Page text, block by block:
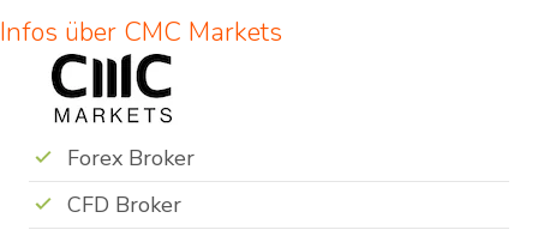
Infos über CMC Markets
Forex Broker
CFD Broker